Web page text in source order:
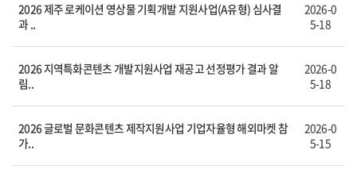
2026 제주 로케이션 영상물 기획개발 지원사업(A유형) 심사결
과 ..
2026-0
5-18
2026 지역특화콘텐츠 개발지원사업 재공고 선정평가 결과 알
림..
2026-0
5-18
2026 글로벌 문화콘텐츠 제작지원사업 기업자율형 해외마켓 참
가..
2026-0
5-15